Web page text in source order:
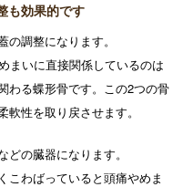
も効果的です
調整になります。
まいに直接関係しているのは
わる蝶形骨です。この2つの骨
性を取り戻させます。
の臓器になります。
こわばっていると頭痛やめま